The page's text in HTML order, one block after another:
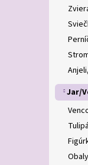
Jar/